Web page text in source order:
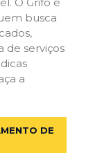
busca
de serviços
a
DE